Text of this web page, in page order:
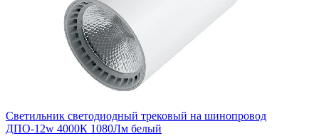
Светильник светодиодный трековый на шинопровод
ДПО-12w 4000К 1080Лм белый